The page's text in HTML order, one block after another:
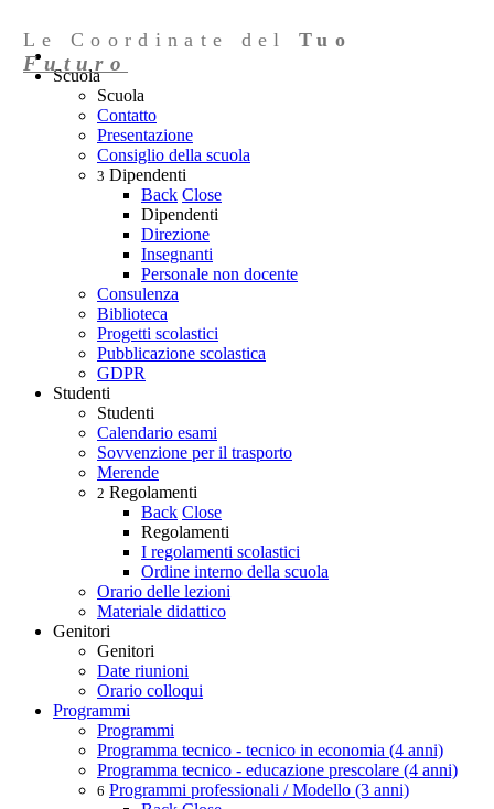
Le Coordinate delTuo
Futuro
Scuola
Scuola
Contatto
Presentazione
Consiglio della scuola
3 Dipendenti
Back Close
Dipendenti
Direzione
Insegnanti
Personale non docente
Consulenza
Biblioteca
Progetti scolastici
Pubblicazione scolastica
GDPR
Studenti
Studenti
Calendario esami
Sovvenzione per il trasporto
Merende
2 Regolamenti
Back Close
Regolamenti
I regolamenti scolastici
Ordine interno della scuola
Orario delle lezioni
Materiale didattico
Genitori
Genitori
Date riunioni
Orario colloqui
Programmi
Programmi
Programma tecnico - tecnico in economia (4 anni)
Programma tecnico - educazione prescolare (4 anni)
6 Programmi professionali / Modello (3 anni)